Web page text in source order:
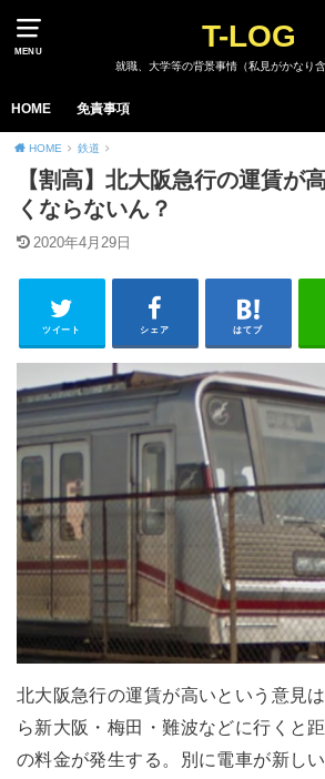
MENU T-LOG
就職、大学等の背景事情（私見がかなり含
HOME 免責事項
HOME 鉄道
【割高】北大阪急行の運賃が
くならないん？
2020年4月29日
ツイート シェア はてブ
北大阪急行の運賃が高いという意見
ら新大阪・梅田・難波などに行くと
の料金が発生する。別に電車が新し